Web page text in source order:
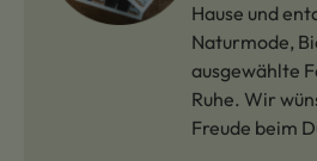
Hause und
Naturmode,
ausgewählte
Ruhe. Wir
Freude beim